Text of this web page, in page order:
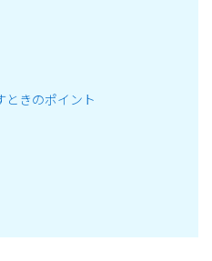
ときのポイント